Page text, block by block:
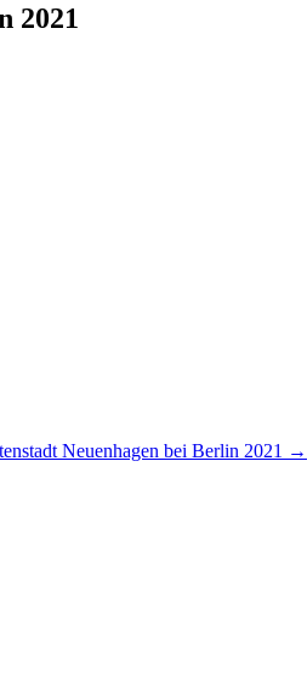
2021
Neuenhagen bei Berlin 2021 →